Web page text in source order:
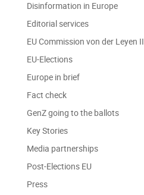
Disinformation in Europe
Editorial services
EU Commission von der Leyen II
EU-Elections
Europe in brief
Fact check
GenZ going to the ballots
Key Stories
Media partnerships
Post-Elections EU
Press